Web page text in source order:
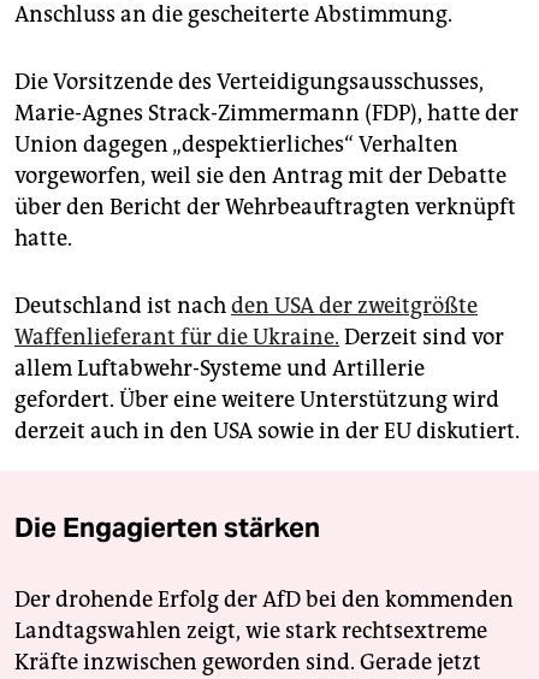
Anschluss an die gescheiterte Abstimmung.
Die Vorsitzende des Verteidigungsausschusses,
Marie-Agnes Strack-Zimmermann (FDP), hatte der
Union dagegen „despektierliches“ Verhalten
vorgeworfen, weil sie den Antrag mit der Debatte
über den Bericht der Wehrbeauftragten verknüpft
hatte.
Deutschland ist nachden USA der zweitgrößte
Waffenlieferant für die Ukraine. Derzeit sind vor
allem Luftabwehr-Systeme und Artillerie
gefordert. Über eine weitere Unterstützung wird
derzeit auch in den USA sowie in der EU diskutiert.
Die Engagierten stärken
Der drohende Erfolg der AfD bei den kommenden
Landtagswahlen zeigt, wie stark rechtsextreme
Kräfte inzwischen geworden sind. Gerade jetzt